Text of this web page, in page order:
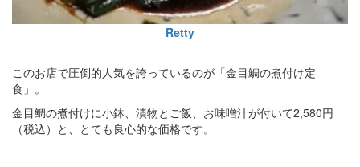
Retty
このお店で圧倒的人気を誇っているのが「金目鯛の煮付け定
食」。
金目鯛の煮付けに小鉢、漬物とご飯、お味噌汁が付いて2,580円
（税込）と、とても良心的な価格です。